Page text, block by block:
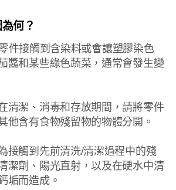
何？
件接觸到含染料或會讓塑膠染色
醬和某些綠色蔬菜，通常會發生變
清潔、消毒和存放期間，請將零件
他含有食物殘留物的物體分開。
接觸到先前清洗/清潔過程中的殘
潔劑、陽光直射，以及在硬水中清
垢而造成。